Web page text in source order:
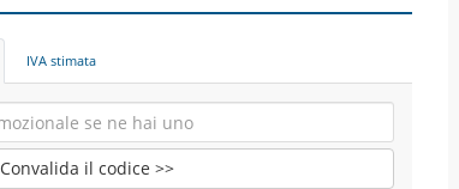
IVA stimata
Convalida il codice >>